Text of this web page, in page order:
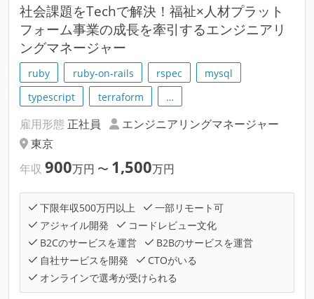
社会課題をTechで解決！福祉×人材プラット
フォーム事業の成長を牽引するエンジニアリ
ングマネージャー
ruby ruby-on-rails rspec
mysql
typescript
terraform …
雇用形態 正社員
エンジニアリングマネージャー
東京
年収 900万円 〜 1,500万円
下限年収500万円以上
一部リモート可
アジャイル開発
コードレビュー文化
B2Cのサービスを運営
B2Bのサービスを運営
自社サービスを開発
CTOがいる
オンラインで選考が受けられる